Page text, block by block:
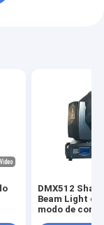
DMX512
Beam Light
modo de